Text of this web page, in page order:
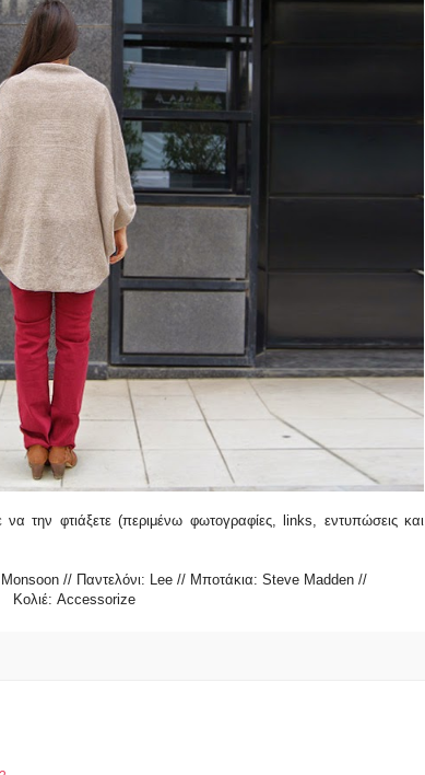
την φτιάξετε (περιμένω φωτογραφίες, links, εντυπώσεις και
// Παντελόνι: Lee // Μποτάκια: Steve Madden //
Κολιέ: Accessorize